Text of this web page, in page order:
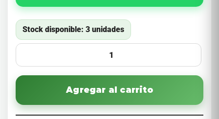
Stock disponible: 3 unidades
Agregar al carrito